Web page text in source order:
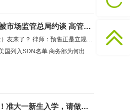
法律“玲”距离｜山姆被市场监管总局约谈 高管换帅，你还续费吗？
刘婷心观察｜收心了！准大一新生入学，请做好这些准备